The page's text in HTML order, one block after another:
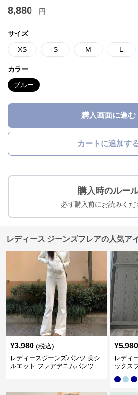
8,880 円
サイズ
XS S M L
カラー
ブルー
購入画面に進む
カートに追加す
購入時のルー
必ず購入前にお読みくだ
レディース ジーンズフレアの人気ア
¥3,980 (税込)
レディースジーンズパンツ 美シ
ルエット フレアデニムパンツ
¥5,980
レディ
ックス